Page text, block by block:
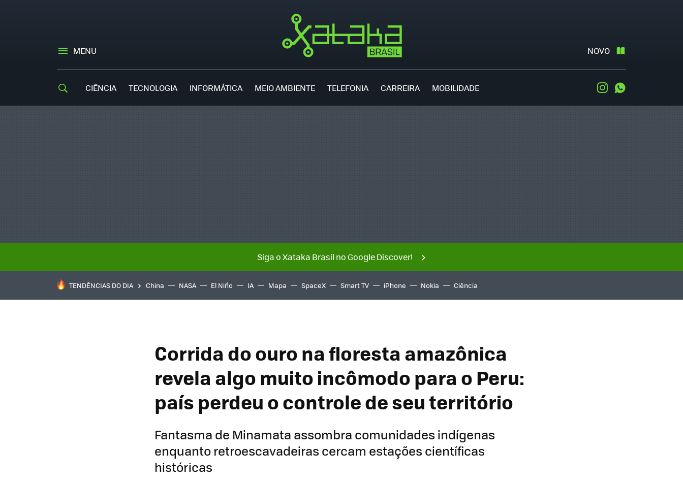
MENU NOVO
CIÊNCIA TECNOLOGIA INFORMÁTICA MEIO AMBIENTE TELEFONIA CARREIRA MOBILIDADE Instagram
Siga o Xataka Brasil no Google Discover!
TENDÊNCIAS DO DIA China NASA El Niño IA Mapa SpaceX Smart TV iPhone Nokia Ciência
Corrida do ouro na floresta amazônica
revela algo muito incômodo para o Peru:
país perdeu o controle de seu território
Fantasma de Minamata assombra comunidades indígenas
enquanto retroescavadeiras cercam estações científicas
históricas